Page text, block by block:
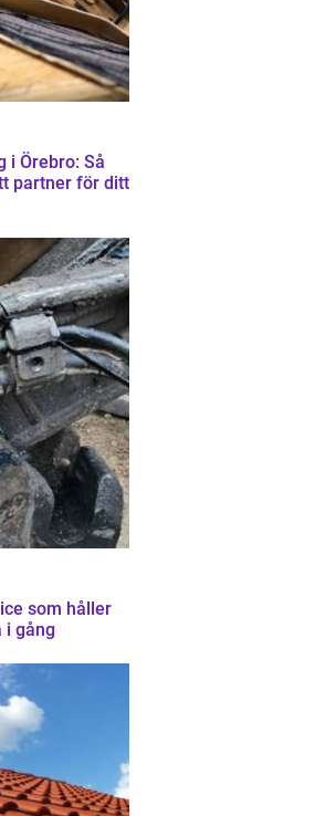
i Örebro: Så
partner för ditt
som håller
i gång